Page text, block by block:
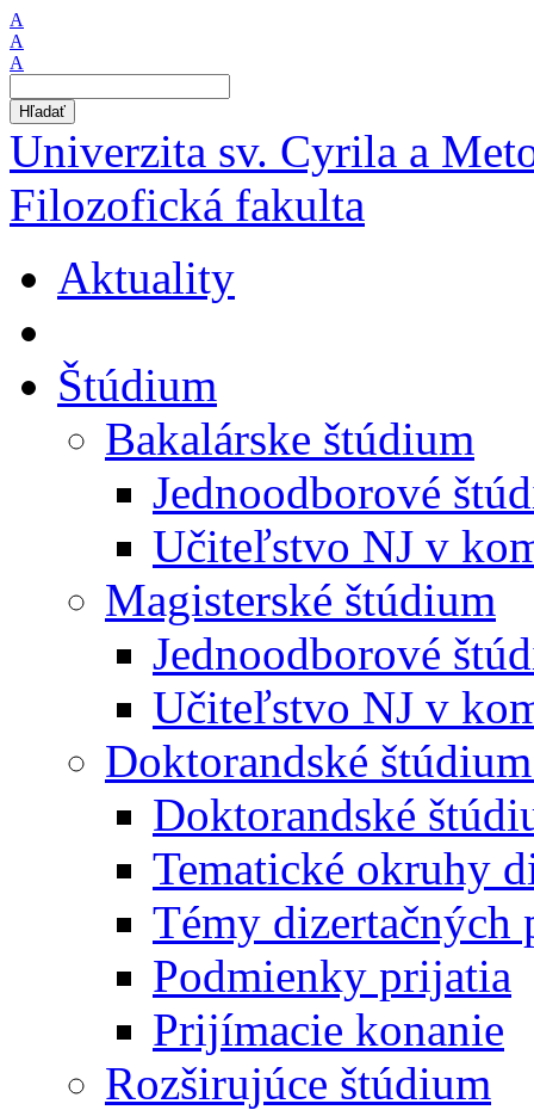
A
A
A
Hľadať
Univerzita sv. Cyrila a
Filozofická fakulta
Aktuality
Štúdium
Bakalárske štúdium
Jednoodborové
Učiteľstvo NJ v
Magisterské štúdium
Jednoodborové
Učiteľstvo NJ v
Doktorandské
Doktorandské
Tematické okruhy
Témy dizertačných
Podmienky prijatia
Prijímacie konanie
Rozširujúce štúdium